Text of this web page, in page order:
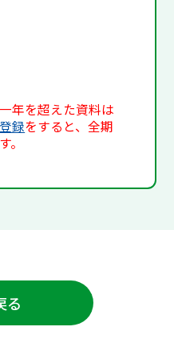
年を超えた資料は
録をすると、全期
。
る